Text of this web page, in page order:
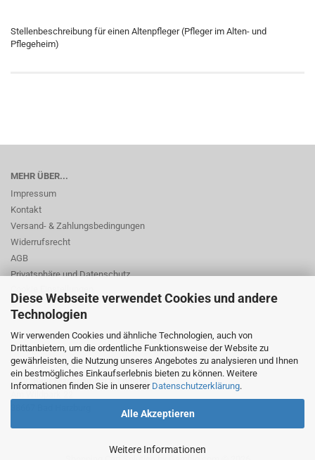
Diese Webseite verwendet Cookies und andere
Technologien
Wir verwenden Cookies und ähnliche Technologien, auch von
Drittanbietern, um die ordentliche Funktionsweise der Website zu
gewährleisten, die Nutzung unseres Angebotes zu analysieren und Ihnen
ein bestmögliches Einkaufserlebnis bieten zu können. Weitere
Informationen finden Sie in unserer Datenschutzerklärung.
Alle Akzeptieren
Weitere Informationen
Stellenbeschreibung für einen Altenpfleger (Pfleger im Alten- und
Pflegeheim)
MEHR ÜBER...
Impressum
Kontakt
Versand- & Zahlungsbedingungen
Widerrufsrecht
AGB
Privatsphäre und Datenschutz
© Dr. Beer Management & Logistik